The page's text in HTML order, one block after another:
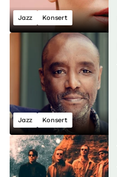
Jazz Konsert
Jazz Konsert